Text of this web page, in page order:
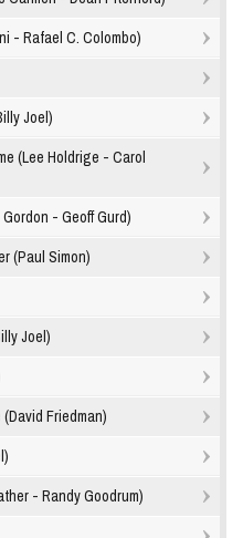
- Rafael C. Colombo)
Joel)
(Lee Holdrige - Carol
- Geoff Gurd)
(Paul Simon)
Joel)
Friedman)
- Randy Goodrum)